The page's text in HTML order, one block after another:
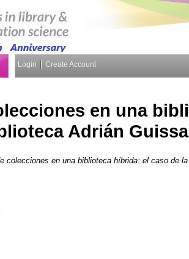
Login Create Account
en una
Adrián
colecciones en una biblioteca híbrida: el caso de